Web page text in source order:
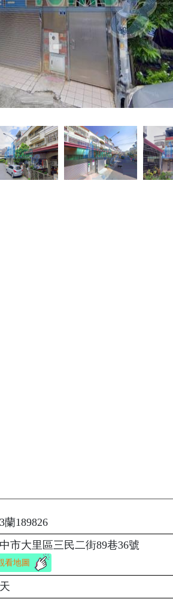
蘭189826
市大里區三民二街89巷36號
看地圖